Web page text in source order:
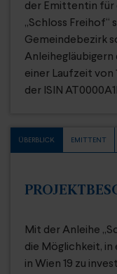
der Emittentin für
„Schloss Freihof“
Gemeindebezirk
einer Laufzeit von
der ISIN
ÜBERBLICK EMITTENT
Mit der Anleihe
die Möglichkeit,
in Wien 19 zu